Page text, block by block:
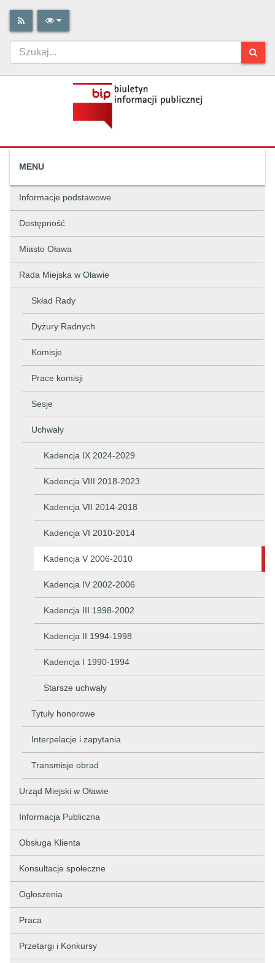
MENU
Informacje podstawowe
Dostępność
Miasto Oława
Rada Miejska w Oławie
Skład Rady
Dyżury Radnych
Komisje
Prace komisji
Sesje
Uchwały
Kadencja IX 2024-2029
Kadencja VIII 2018-2023
Kadencja VII 2014-2018
Kadencja VI 2010-2014
Kadencja V 2006-2010
Kadencja IV 2002-2006
Kadencja III 1998-2002
Kadencja II 1994-1998
Kadencja I 1990-1994
Starsze uchwały
Tytuły honorowe
Interpelacje i zapytania
Transmisje obrad
Urząd Miejski w Oławie
Informacja Publiczna
Obsługa Klienta
Konsultacje społeczne
Ogłoszenia
Praca
Przetargi i Konkursy